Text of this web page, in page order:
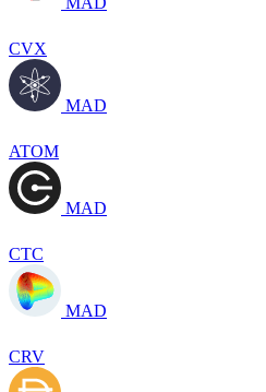
CVX
MAD
ATOM
MAD
CTC
MAD
CRV